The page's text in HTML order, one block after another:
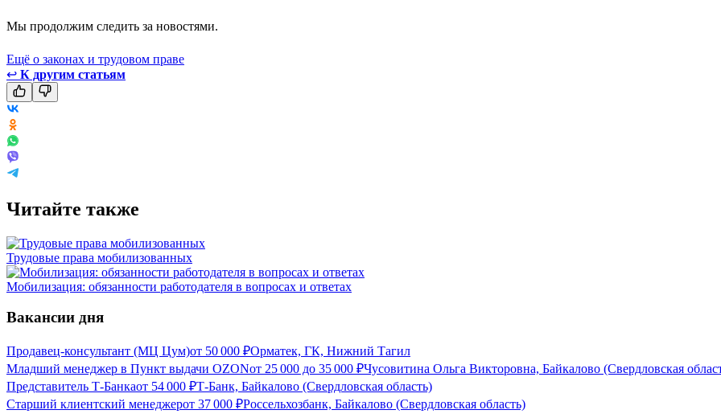
Мы продолжим следить за новостями.
Ещё о законах и трудовом праве
↩ К другим статьям
Читайте также
Трудовые права мобилизованных
Мобилизация: обязанности работодателя в вопросах и ответах
Вакансии дня
Продавец-консультант (МЦ Цум)от 50 000 ₽Орматек, ГК, Нижний Тагил
Младший менеджер в Пункт выдачи OZONот 25 000 до 35 000 ₽Чусовитина Ольга Викторовна, Байкалово (Свердловская
Представитель Т-Банкаот 54 000 ₽Т-Банк, Байкалово (Свердловская область)
Старший клиентский менеджерот 37 000 ₽Россельхозбанк, Байкалово (Свердловская область)